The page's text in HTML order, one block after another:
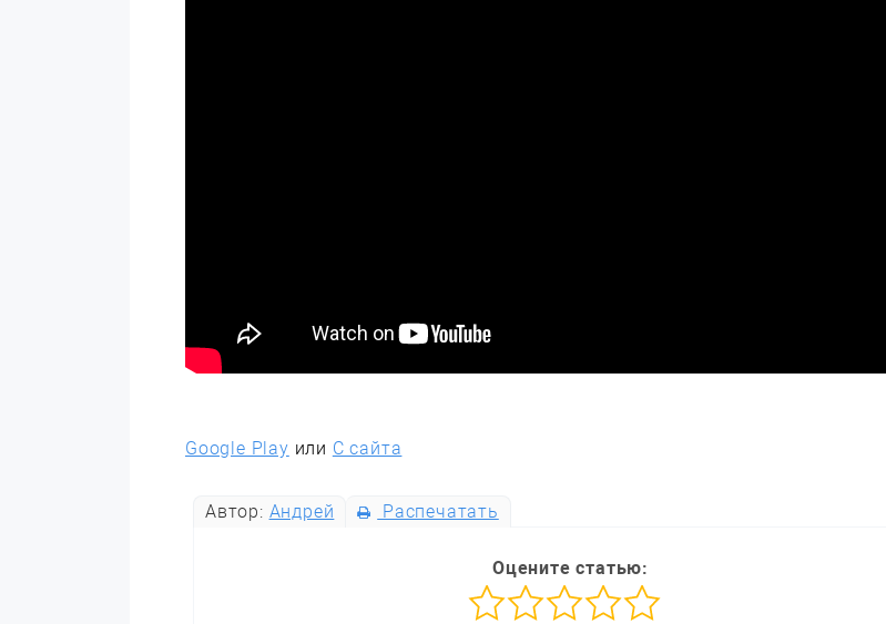
Google Play или С сайта
Автор: Андрей Распечатать
Оцените статью: